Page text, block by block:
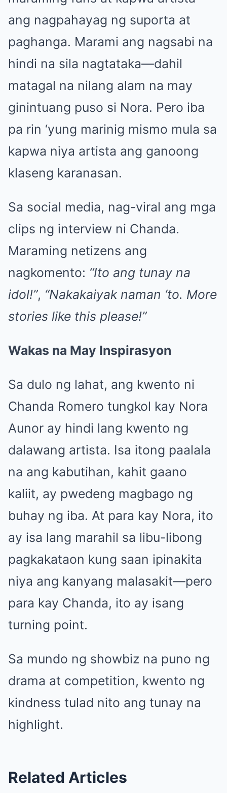
ang nagpahayag ng suporta at
paghanga. Marami ang nagsabi na
hindi na sila nagtataka—dahil
matagal na nilang alam na may
ginintuang puso si Nora. Pero iba
pa rin ‘yung marinig mismo mula sa
kapwa niya artista ang ganoong
klaseng karanasan.
Sa social media, nag-viral ang mga
clips ng interview ni Chanda.
Maraming netizens ang
nagkomento: “Ito ang tunay na
idol!”, “Nakakaiyak naman ‘to. More
stories like this please!”
Wakas na May Inspirasyon
Sa dulo ng lahat, ang kwento ni
Chanda Romero tungkol kay Nora
Aunor ay hindi lang kwento ng
dalawang artista. Isa itong paalala
na ang kabutihan, kahit gaano
kaliit, ay pwedeng magbago ng
buhay ng iba. At para kay Nora, ito
ay isa lang marahil sa libu-libong
pagkakataon kung saan ipinakita
niya ang kanyang malasakit—pero
para kay Chanda, ito ay isang
turning point.
Sa mundo ng showbiz na puno ng
drama at competition, kwento ng
kindness tulad nito ang tunay na
highlight.
Related Articles